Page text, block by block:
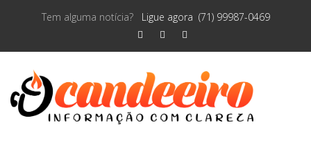
Tem alguma notícia? Ligue agora (71) 99987-0469